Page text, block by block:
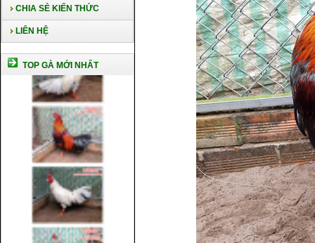
CHIA SẺ KIẾN THỨC
LIÊN HỆ
TOP GÀ MỚI NHẤT